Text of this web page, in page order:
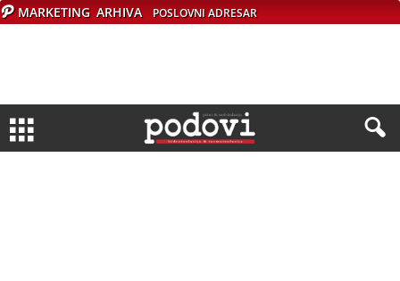
MARKETING ARHIVA POSLOVNI ADRESAR